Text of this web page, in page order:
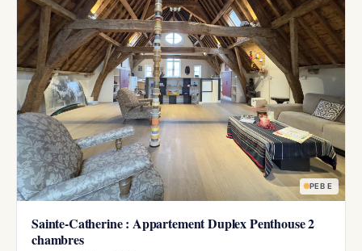
PEB E
Sainte-Catherine : Appartement Duplex Penthouse 2
chambres